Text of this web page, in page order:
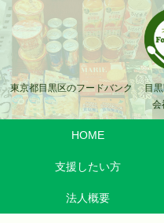
東京都目黒区のフードバンク 目黒
会
HOME
支援したい方
法人概要